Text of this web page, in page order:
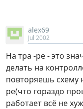
alex69
Jul 2002
На тра -ре - это
делать на
повторяешь схему
ре(что гораздо
работает всё не